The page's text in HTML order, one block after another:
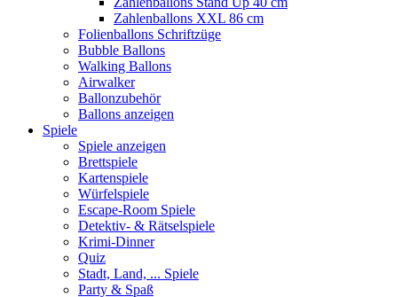
Zahlenballons XXL 86 cm
Folienballons Schriftzüge
Bubble Ballons
Walking Ballons
Airwalker
Ballonzubehör
Ballons anzeigen
Spiele
Spiele anzeigen
Brettspiele
Kartenspiele
Würfelspiele
Escape-Room Spiele
Detektiv- & Rätselspiele
Krimi-Dinner
Quiz
Stadt, Land, ... Spiele
Party & Spaß